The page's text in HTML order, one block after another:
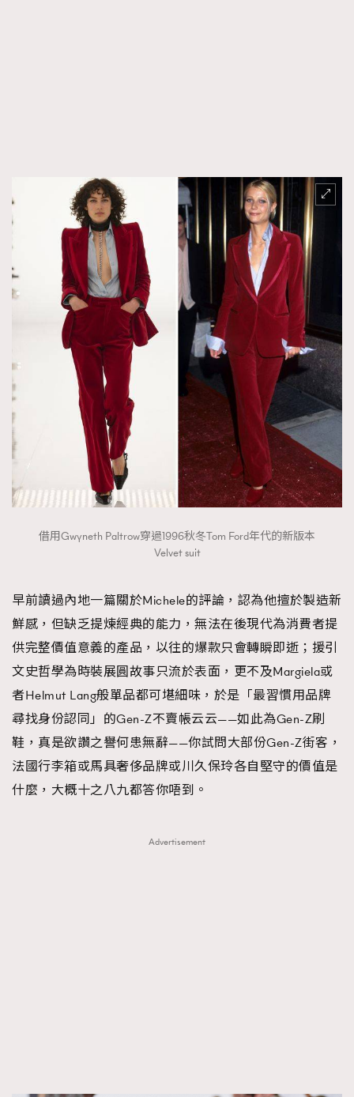
借用Gwyneth Paltrow穿過1996秋冬Tom Ford年代的新版本
Velvet suit
早前讀過內地一篇關於Michele的評論，認為他擅於製造新
鮮感，但缺乏提煉經典的能力，無法在後現代為消費者提
供完整價值意義的產品，以往的爆款只會轉瞬即逝；援引
文史哲學為時裝展圓故事只流於表面，更不及Margiela或
者Helmut Lang般單品都可堪細味，於是「最習慣用品牌
尋找身份認同」的Gen-Z不賣帳云云——如此為Gen-Z刷
鞋，真是欲讚之譽何患無辭——你試問大部份Gen-Z街客，
法國行李箱或馬具奢侈品牌或川久保玲各自堅守的價值是
什麼，大概十之八九都答你唔到。
Advertisement